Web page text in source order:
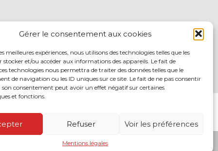
Gérer le consentement aux cookies
meilleures expériences, nous utilisons des technologies telles que les
stocker et/ou accéder aux informations des appareils. Le fait de
technologies nous permettra de traiter des données telles que le
de navigation ou les ID uniques sur ce site. Le fait de ne pas consentir
son consentement peut avoir un effet négatif sur certaines
et fonctions.
Refuser Voir les préférences
Mentions légales
NOS SOLUTIONS EN LIGNE